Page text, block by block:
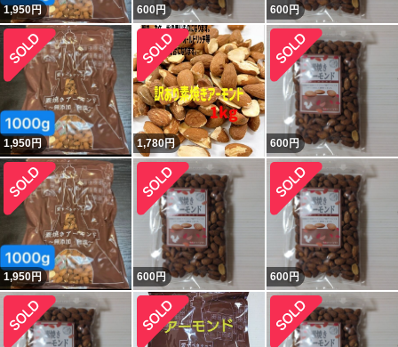
1,950円 600円 600円
1,950円 1,780円 600円
1,950円 600円 600円